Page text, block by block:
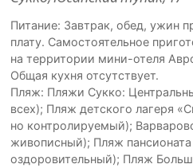
Питание: Завтрак, обед, ужин
плату. Самостоятельное
на территории мини-отеля
Общая кухня отсутствует.
Пляж: Пляжи Сукко:
всех); Пляж детского лагеря
но контролируемый);
живописный); Пляж
оздоровительный); Пляж